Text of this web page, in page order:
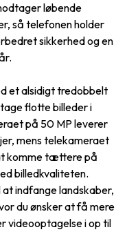
løbende
så telefonen holder
sikkerhed og en
et alsidigt tredobbelt
flotte billeder i
på 50 MP leverer
mens telekameraet
komme tættere på
billedkvaliteten.
indfange landskaber,
du ønsker at få mere
videooptagelse i op til